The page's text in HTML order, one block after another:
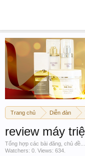
Trang chủ Diễn đàn
review máy
Tổng hợp các bài đăng, chủ
Watchers: 0. Views: 634.